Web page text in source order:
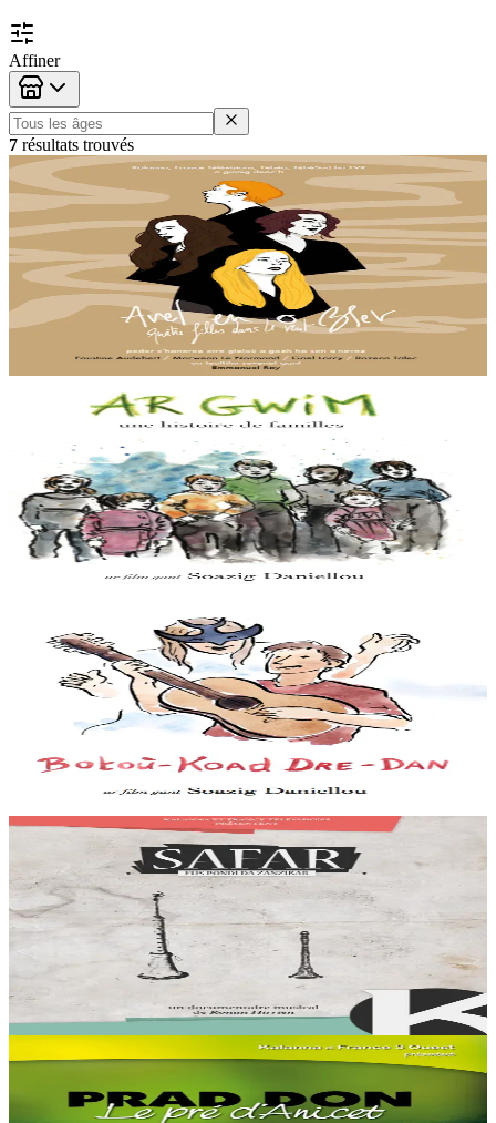
Affiner
Tranches d'âge
7 résultats trouvés
Kalanna
Quatre filles dans le vent
Morwenn Le Normand, Gaël Lorcy, Faustine Audebert et Rozenn
Talec sont quatre jeunes chanteuses, belles et talentueuses. Quatre
filles qui ont en commun la...
En stock
Acheter
"Ar Gwim" c'est le regain, l'herbe qui repousse après la moisson
quand le blé a été fauché C'est aussi le nom donné aux enfants des
quelques couples de...
En stock15,00 €
Acheter
Botoù-koad dre-dan
Dans les années 70, une bande de jeunes ruraux du Nord Finistère
veulent changer de vie et changer le monde. Leurs parents les rêvent
médecins, prêtres ou militaires....
En stock 15,00 €
Kalanna
Safar eus Pondi da Zanzibar
En mai 2011, Safar, un groupe de musique taarab de Zanzibar est
invité au festival « Bombarde et compagnie » de Cléguérec parce
qu’il compte en son sein un...
Voir
Acheter
Le Pré d'Anicet